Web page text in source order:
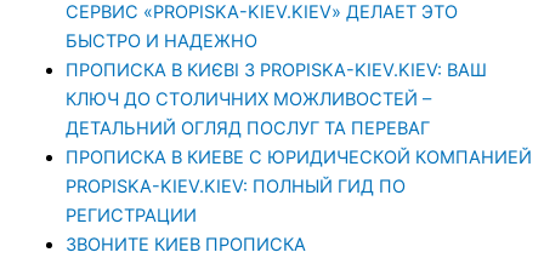
СЕРВИС «PROPISKA-KIEV.KIEV» ДЕЛАЕТ ЭТО
БЫСТРО И НАДЕЖНО
ПРОПИСКА В КИЄВІ З PROPISKA-KIEV.KIEV: ВАШ
КЛЮЧ ДО СТОЛИЧНИХ МОЖЛИВОСТЕЙ –
ДЕТАЛЬНИЙ ОГЛЯД ПОСЛУГ ТА ПЕРЕВАГ
ПРОПИСКА В КИЕВЕ С ЮРИДИЧЕСКОЙ КОМПАНИЕЙ
PROPISKA-KIEV.KIEV: ПОЛНЫЙ ГИД ПО
РЕГИСТРАЦИИ
ЗВОНИТЕ КИЕВ ПРОПИСКА